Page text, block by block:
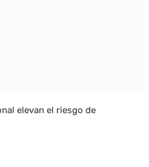
elevan el riesgo de